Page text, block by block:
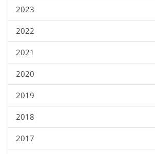
2023
2022
2021
2020
2019
2018
2017